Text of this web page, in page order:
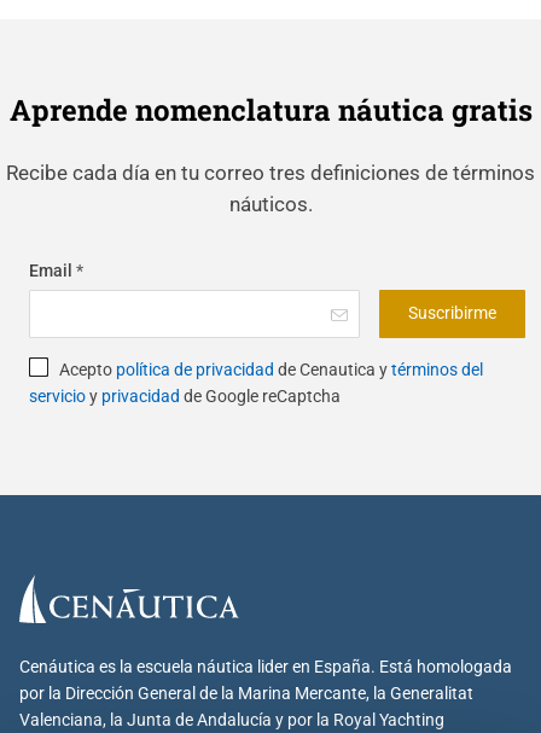
Aprende nomenclatura náutica gratis
Recibe cada día en tu correo tres definiciones de términos
náuticos.
Email *
Suscribirme
Acepto política de privacidad de Cenautica ytérminos del
servicioy privacidad de Google reCaptcha
Cenáutica es la escuela náutica lider en España. Está homologada
por la Dirección General de la Marina Mercante, la Generalitat
Valenciana, la Junta de Andalucía y por la Royal Yachting